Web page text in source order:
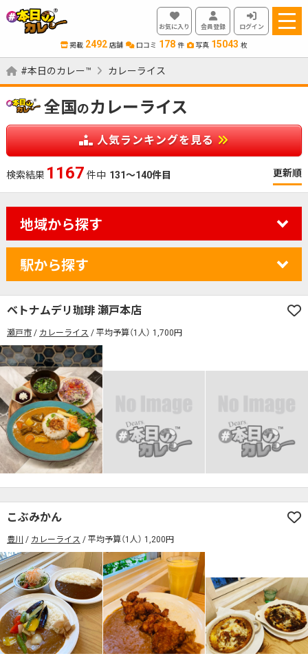
お気に入り 会員登録 ログイン
掲載 2492 店舗 口コミ 178 件 写真 15043 枚
#本日のカレー™ カレーライス
全国 のカレーライス
人気ランキングを見る
検索結果 1180 件中 131～140件目 更新順
地域から探す
カレーのジャンルを絞り込む
無料駐車場あり
モーニングあり
年中無休 5名以上の団体歓迎
デリバリー対応 禁煙席のみ 喫煙席あり
カウンター席あり テーブル席あり テラス席あり
テラス席ペット可 子連れ・赤ちゃんOK
キッズメニューあり
#本日のカレー見た！で特典あり
検索する
駅から探す
カレーのジャンルを絞り込む
席の予約可
無料駐車場あり
モーニングあり
年中無休 5名以上の団体歓迎 テイクアウトOK
デリバリー対応
カウンター席あり テーブル席あり テラス席あり
テラス席ペット可
カレー専門店 辛さが選べるお店
キッズメニューあり ポイント貯まる・使える
カード決済可 電子マネー決済可
#本日のカレー見た！で特典あり
検索する
ベトナムデリ珈琲 瀬戸本店
瀬戸市 カレーライス 平均予算（1人） 1,700円
こぶみかん
豊川 カレーライス 平均予算（1人） 1,200円